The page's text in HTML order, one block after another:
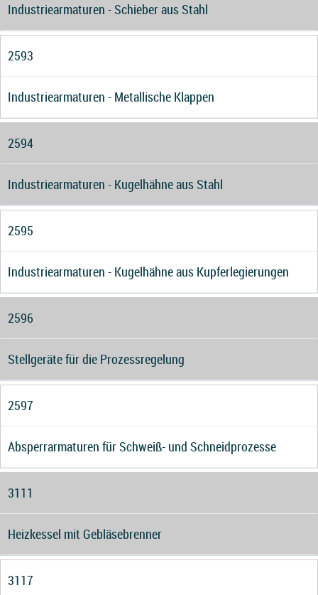
Industriearmaturen - Schieber aus Stahl
2593
Industriearmaturen - Metallische Klappen
2594
Industriearmaturen - Kugelhähne aus Stahl
2595
Industriearmaturen - Kugelhähne aus Kupferlegierungen
2596
Stellgeräte für die Prozessregelung
2597
Absperrarmaturen für Schweiß- und Schneidprozesse
3111
Heizkessel mit Gebläsebrenner
3117